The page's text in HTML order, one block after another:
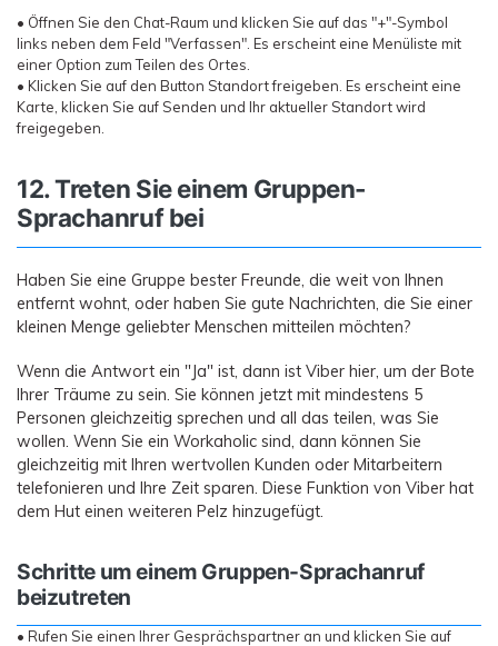
• Öffnen Sie den Chat-Raum und klicken Sie auf das "+"-Symbol
links neben dem Feld "Verfassen". Es erscheint eine Menüliste mit
einer Option zum Teilen des Ortes.
• Klicken Sie auf den Button Standort freigeben. Es erscheint eine
Karte, klicken Sie auf Senden und Ihr aktueller Standort wird
freigegeben.
12. Treten Sie einem Gruppen-
Sprachanruf bei
Haben Sie eine Gruppe bester Freunde, die weit von Ihnen
entfernt wohnt, oder haben Sie gute Nachrichten, die Sie einer
kleinen Menge geliebter Menschen mitteilen möchten?
Wenn die Antwort ein "Ja" ist, dann ist Viber hier, um der Bote
Ihrer Träume zu sein. Sie können jetzt mit mindestens 5
Personen gleichzeitig sprechen und all das teilen, was Sie
wollen. Wenn Sie ein Workaholic sind, dann können Sie
gleichzeitig mit Ihren wertvollen Kunden oder Mitarbeitern
telefonieren und Ihre Zeit sparen. Diese Funktion von Viber hat
dem Hut einen weiteren Pelz hinzugefügt.
Schritte um einem Gruppen-Sprachanruf
beizutreten
• Rufen Sie einen Ihrer Gesprächspartner an und klicken Sie auf